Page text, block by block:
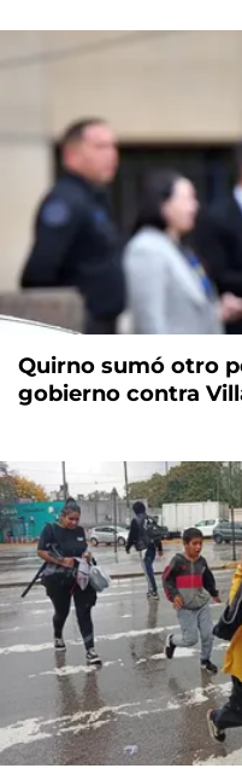
Quirno sumó otro
gobierno contra